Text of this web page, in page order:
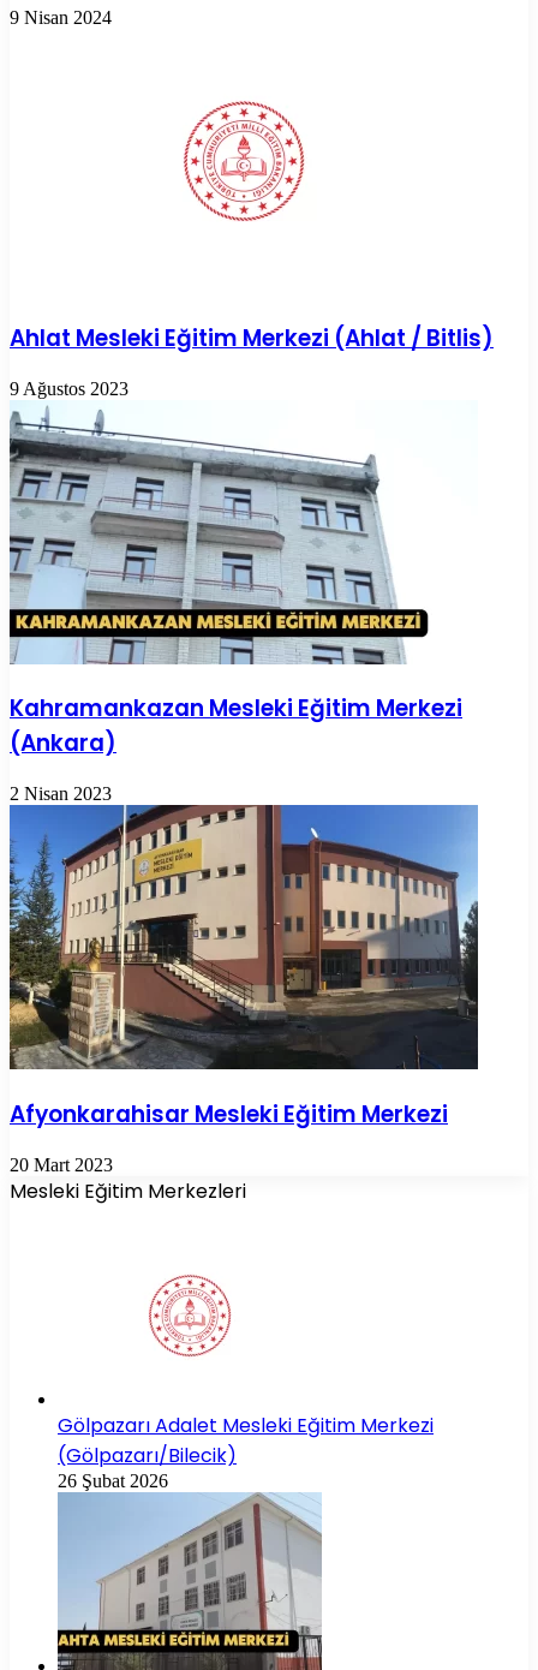
9 Nisan 2024
Ahlat Mesleki Eğitim Merkezi (Ahlat / Bitlis)
9 Ağustos 2023
Kahramankazan Mesleki Eğitim Merkezi
(Ankara)
2 Nisan 2023
Afyonkarahisar Mesleki Eğitim Merkezi
20 Mart 2023
Mesleki Eğitim Merkezleri
Gölpazarı Adalet Mesleki Eğitim Merkezi
(Gölpazarı/Bilecik)
26 Şubat 2026